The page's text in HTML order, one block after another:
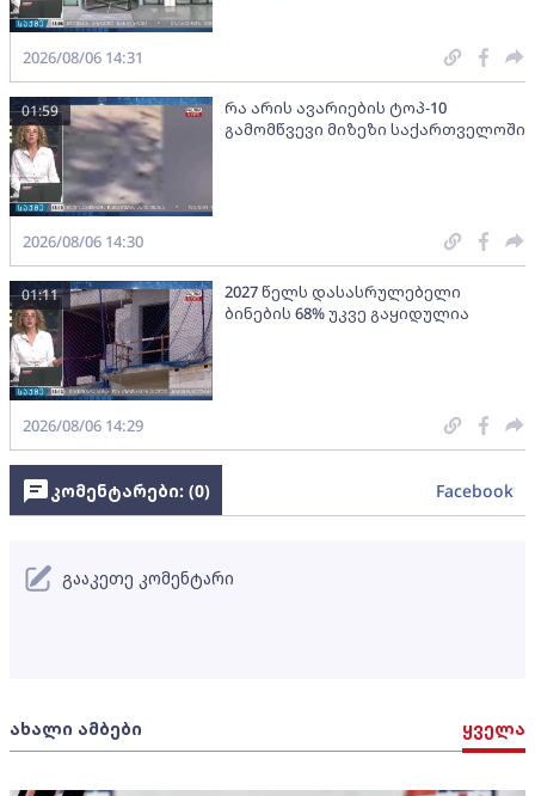
2026/08/06 14:31
რა არის ავარიების ტოპ-10
გამომწვევი მიზეზი საქართველოში
01:59
2026/08/06 14:30
2027 წელს დასასრულებელი
ბინების 68% უკვე გაყიდულია
01:11
2026/08/06 14:29
ახალი ამბები ყველა
კომენტარები: (0) Facebook
გააკეთე კომენტარი